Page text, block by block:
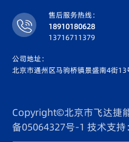
售后服务热线：
18910180628
13716711379
公司地址：
北京市通州区马驹桥镇景盛南4街
Copyright©北京市飞达捷
备05064327号-1 技术支持